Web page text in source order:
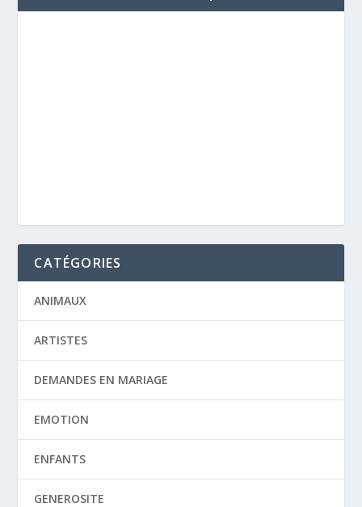
CATÉGORIES
ANIMAUX
ARTISTES
DEMANDES EN MARIAGE
EMOTION
ENFANTS
GENEROSITE